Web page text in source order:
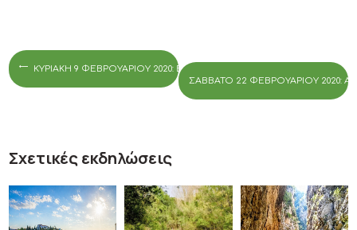
ΚΥΡΙΑΚΉ 9 ΦΕΒΡΟΥΑΡΊΟΥ 2020: ΕΚΔΡΟΜΉ ΠΕΖΟΠΟΡΊΑ
ΣΆΒΒΑΤΟ 22 ΦΕΒΡΟΥΑΡΊΟΥ 2020:
Σχετικές εκδηλώσεις